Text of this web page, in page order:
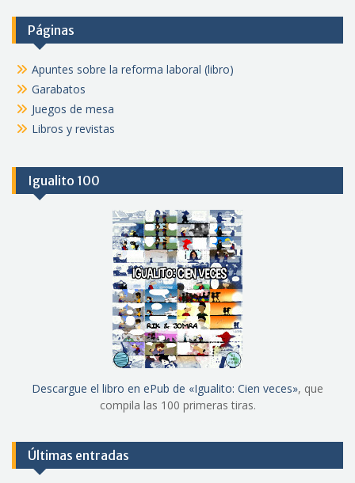
Páginas
Apuntes sobre la reforma laboral (libro)
Garabatos
Juegos de mesa
Libros y revistas
Igualito 100
Descargue el libro en ePub de «Igualito: Cien veces», que
compila las 100 primeras tiras.
Últimas entradas